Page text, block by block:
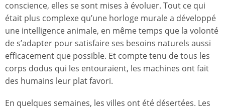
conscience, elles se sont mises à évoluer. Tout ce qui
était plus complexe qu’une horloge murale a développé
une intelligence animale, en même temps que la volonté
de s’adapter pour satisfaire ses besoins naturels aussi
efficacement que possible. Et compte tenu de tous les
corps dodus qui les entouraient, les machines ont fait
des humains leur plat favori.
En quelques semaines, les villes ont été désertées. Les